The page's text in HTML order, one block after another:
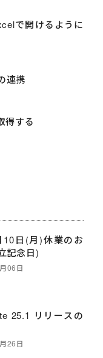
で開けるように
連携
得する
10日(月)休業のお
記念日)
06日
25.1 リリースの
26日